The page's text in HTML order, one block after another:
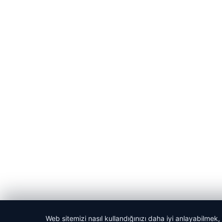
Web sitemizi nasıl kullandığınızı daha iyi